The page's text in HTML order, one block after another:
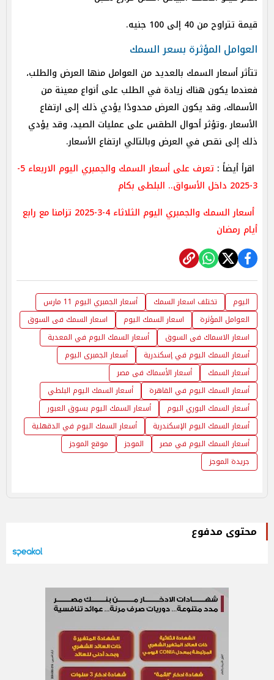
قيمة تتراوح من 40 إلى 100 جنيه.
العوامل المؤثرة بسعر السمك
تتأثر أسعار السمك بالعديد من العوامل منها العرض والطلب،
فعندما يكون هناك زيادة في الطلب على أنواع معينة من
الأسماك، وقد يكون العرض محدودًا يؤدي ذلك إلى ارتفاع
الأسعار ،وتؤثر أحوال الطقس على عمليات الصيد، وقد يؤدي
ذلك إلى نقص في العرض وبالتالي ارتفاع الأسعار.
اقرأ أيضاً :
تعرف على أسعار السمك والجمبري اليوم الاربعاء 5-
3-2025 داخل الأسواق.. البلطى بكام
أسعار السمك والجمبري اليوم الثلاثاء 4-3-2025 تزامنا مع رابع
أيام رمضان
اليوم تختلف اسعار السمك
أسعار الجمبري اليوم 11 مارس
العوامل المؤثرة
اسعار السمك اليوم
اسعار السمك فى السوق
اسعار الاسماك فى السوق
أسعار السمك اليوم في المعدية
أسعار السمك اليوم في إسكندرية
أسعار الجمبرى اليوم
أسعار السمك
أسعار الأسماك فى مصر
أسعار السمك اليوم في القاهرة
أسعار السمك اليوم البلطي
أسعار السمك البوري اليوم
أسعار السمك اليوم بسوق العبور
أسعار السمك اليوم الإسكندرية
أسعار السمك اليوم في الدقهلية
أسعار السمك اليوم في مصر
الموجز
موقع الموجز
جريدة الموجز
محتوى مدفوع